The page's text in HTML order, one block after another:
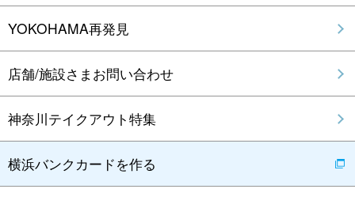
YOKOHAMA再発見
店舗/施設さまお問い合わせ
神奈川テイクアウト特集
横浜バンクカードを作る